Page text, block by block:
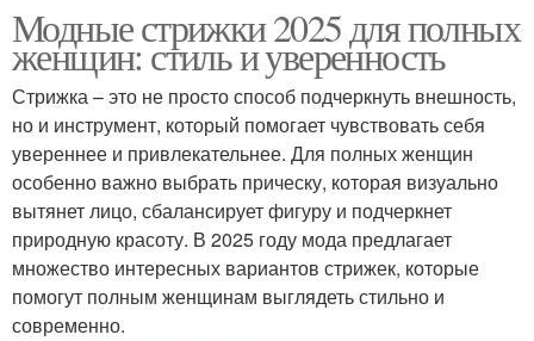
Модные стрижки 2025 для полных
женщин: стиль и уверенность
Стрижка – это не просто способ подчеркнуть внешность,
но и инструмент, который помогает чувствовать себя
увереннее и привлекательнее. Для полных женщин
особенно важно выбрать прическу, которая визуально
вытянет лицо, сбалансирует фигуру и подчеркнет
природную красоту. В 2025 году мода предлагает
множество интересных вариантов стрижек, которые
помогут полным женщинам выглядеть стильно и
современно.